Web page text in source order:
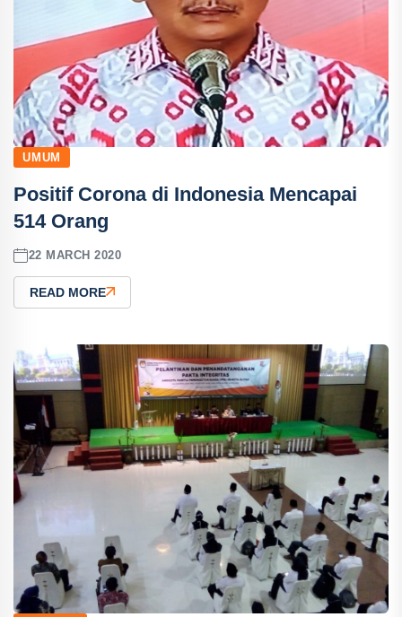
UMUM
Positif Corona di Indonesia Mencapai
514 Orang
22 MARCH 2020
READ MORE